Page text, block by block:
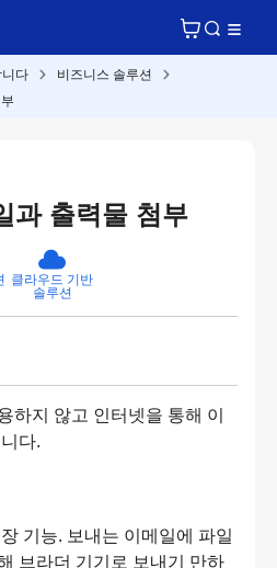
다
비즈니스 솔루션
과 출력물 첨부
클라우드 기반
솔루션
하지 않고 인터넷을 통해 이
다.
기능. 보내는 이메일에 파일
브라더 기기로 보내기 만하